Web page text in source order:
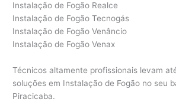
Instalação de Fogão Realce
Instalação de Fogão Tecnogás
Instalação de Fogão Venâncio
Instalação de Fogão Venax
Técnicos altamente profissionais levam
soluções em Instalação de Fogão no seu
Piracicaba.